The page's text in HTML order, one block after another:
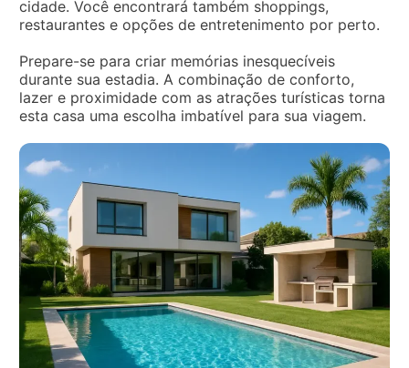
cidade. Você encontrará também shoppings,
restaurantes e opções de entretenimento por perto.
Prepare-se para criar memórias inesquecíveis
durante sua estadia. A combinação de conforto,
lazer e proximidade com as atrações turísticas torna
esta casa uma escolha imbatível para sua viagem.